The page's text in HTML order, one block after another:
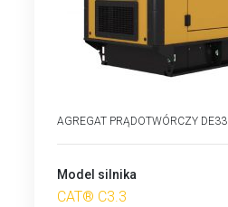
AGREGAT PRĄDOTWÓRCZY DE33
Model silnika
CAT® C3.3